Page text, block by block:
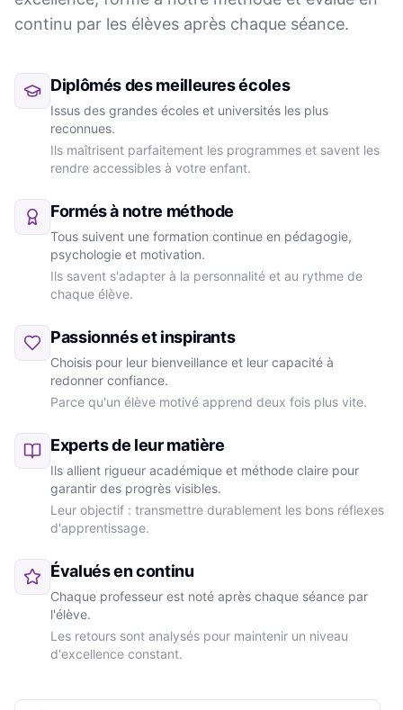
continu par les élèves après chaque séance.
Diplômés des meilleures écoles
Issus des grandes écoles et universités les plus
reconnues.
Ils maîtrisent parfaitement les programmes et savent les
rendre accessibles à votre enfant.
Formés à notre méthode
Tous suivent une formation continue en pédagogie,
psychologie et motivation.
Ils savent s'adapter à la personnalité et au rythme de
chaque élève.
Passionnés et inspirants
Choisis pour leur bienveillance et leur capacité à
redonner confiance.
Parce qu'un élève motivé apprend deux fois plus vite.
Experts de leur matière
Ils allient rigueur académique et méthode claire pour
garantir des progrès visibles.
Leur objectif : transmettre durablement les bons réflexes
d'apprentissage.
Évalués en continu
Chaque professeur est noté après chaque séance par
l'élève.
Les retours sont analysés pour maintenir un niveau
d'excellence constant.